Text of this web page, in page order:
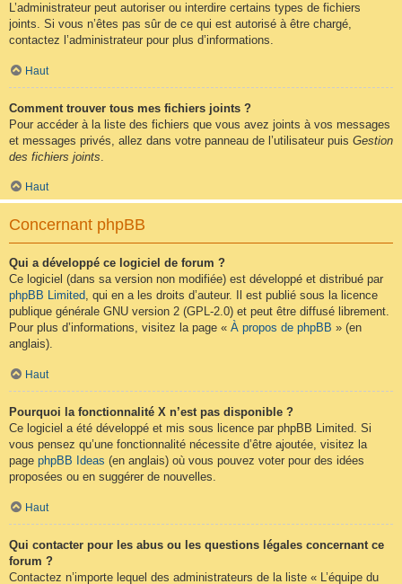
L’administrateur peut autoriser ou interdire certains types de fichiers
joints. Si vous n’êtes pas sûr de ce qui est autorisé à être chargé,
contactez l’administrateur pour plus d’informations.
Haut
Comment trouver tous mes fichiers joints ?
Pour accéder à la liste des fichiers que vous avez joints à vos messages
et messages privés, allez dans votre panneau de l’utilisateur puis Gestion
des fichiers joints
Haut
Concernant phpBB
Qui a développé ce logiciel de forum ?
Ce logiciel (dans sa version non modifiée) est développé et distribué par
phpBB Limited, qui en a les droits d’auteur. Il est publié sous la licence
publique générale GNU version 2 (GPL-2.0) et peut être diffusé librement.
Pour plus d’informations, visitez la page « À propos de phpBB » (en
anglais).
Haut
Pourquoi la fonctionnalité X n’est pas disponible ?
Ce logiciel a été développé et mis sous licence par phpBB Limited. Si
vous pensez qu’une fonctionnalité nécessite d’être ajoutée, visitez la
page phpBB Ideas (en anglais) où vous pouvez voter pour des idées
proposées ou en suggérer de nouvelles.
Haut
Qui contacter pour les abus ou les questions légales concernant ce
forum ?
Contactez n’importe lequel des administrateurs de la liste « L’équipe du